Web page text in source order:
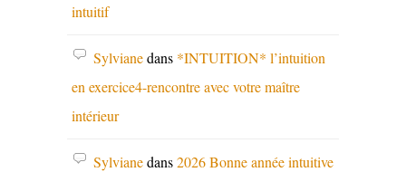
intuitif
Sylvianedans *INTUITION* l’intuition
en exercice4-rencontre avec votre maître
intérieur
Sylvianedans2026 Bonne année intuitive